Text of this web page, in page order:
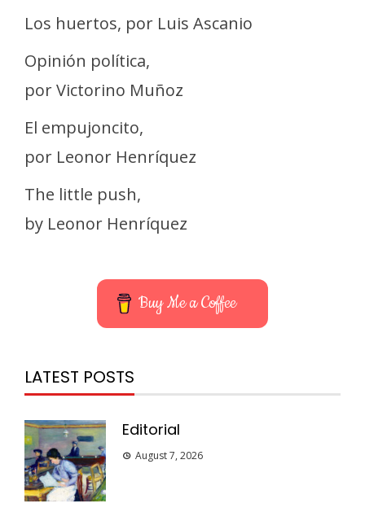
Los huertos, por Luis Ascanio
Opinión política,
por Victorino Muñoz
El empujoncito,
por Leonor Henríquez
The little push,
by Leonor Henríquez
Buy Me a Coffee
LATEST POSTS
Editorial
August 7, 2026